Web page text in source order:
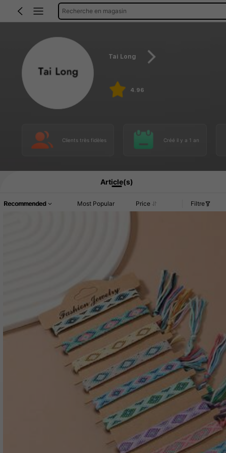
Recherche en magasin
Tai Long
4.96
Clients très fidèles Créé il y a 1 an
Article(s)
Recommended Most Popular Price Filtre